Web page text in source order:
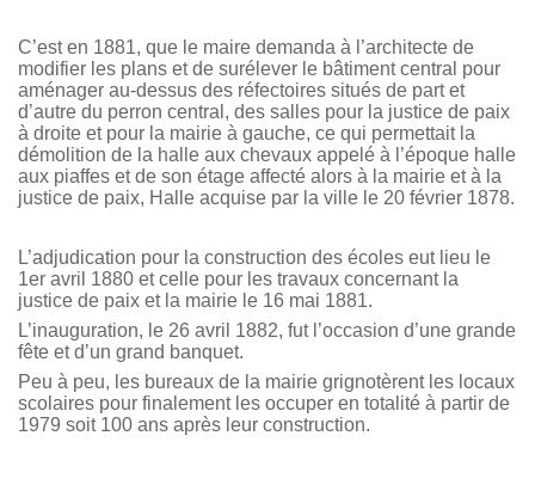
C’est en 1881, que le maire demanda à l’architecte de
modifier les plans et de surélever le bâtiment central pour
aménager au-dessus des réfectoires situés de part et
d’autre du perron central, des salles pour la justice de paix
à droite et pour la mairie à gauche, ce qui permettait la
démolition de la halle aux chevaux appelé à l’époque halle
aux piaffes et de son étage affecté alors à la mairie et à la
justice de paix, Halle acquise par la ville le 20 février 1878.
L’adjudication pour la construction des écoles eut lieu le
1er avril 1880 et celle pour les travaux concernant la
justice de paix et la mairie le 16 mai 1881.
L’inauguration, le 26 avril 1882, fut l’occasion d’une grande
fête et d’un grand banquet.
Peu à peu, les bureaux de la mairie grignotèrent les locaux
scolaires pour finalement les occuper en totalité à partir de
1979 soit 100 ans après leur construction.